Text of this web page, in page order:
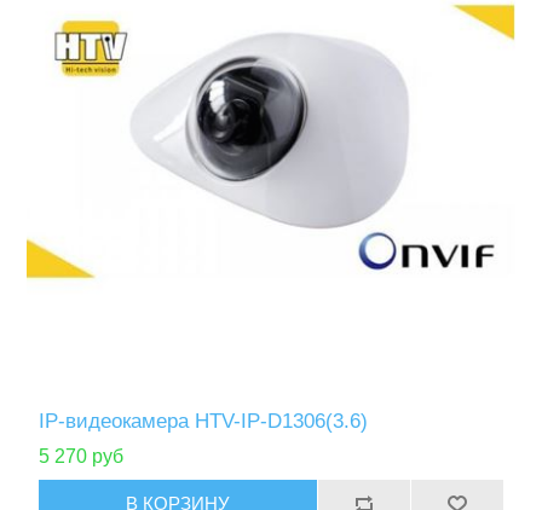
IP-видеокамера HTV-IP-D1306(3.6)
5 270 руб